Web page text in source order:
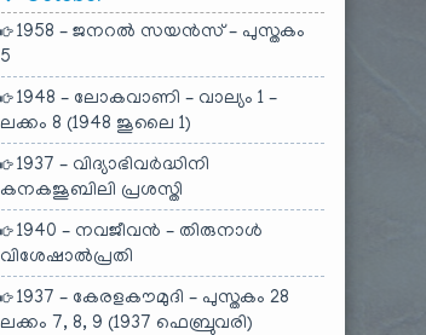
1958 – ജനറൽ സയൻസ് – പുസ്തകം
5
1948 – ലോകവാണി – വാല്യം 1 –
ലക്കം 8 (1948 ജൂലൈ 1)
1937 – വിദ്യാഭിവർദ്ധിനി
കനകജൂബിലി പ്രശസ്തി
1940 – നവജീവൻ – തിരുനാൾ
വിശേഷാൽപ്രതി
1937 – കേരളകൗമുദി – പുസ്തകം 28
ലക്കം 7, 8, 9 (1937 ഫെബ്രുവരി)